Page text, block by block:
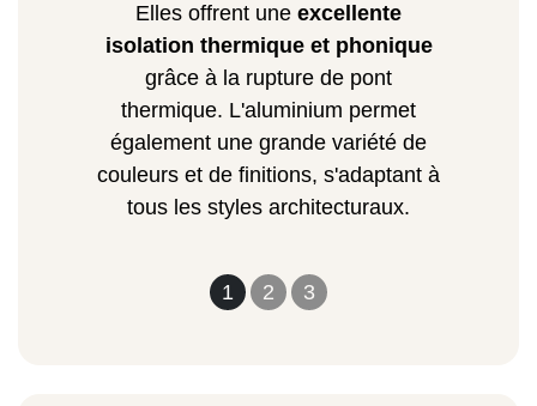
1 2 3
Elles offrent une excellente
isolation thermique et phonique
grâce à la rupture de pont
thermique. L'aluminium permet
également une grande variété de
couleurs et de finitions, s'adaptant à
tous les styles architecturaux.